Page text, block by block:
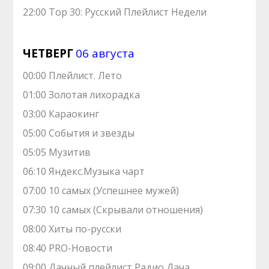
22:00 Top 30: Русский Плейлист Недели
ЧЕТВЕРГ06 августа
00:00 Плейлист. Лето
01:00 Золотая лихорадка
03:00 Караокинг
05:00 События и звезды
05:05 Музитив
06:10 Яндекс.Музыка чарт
07:00 10 самых (Успешнее мужей)
07:30 10 самых (Скрывали отношения)
08:00 Хиты по-русски
08:40 PRO-Новости